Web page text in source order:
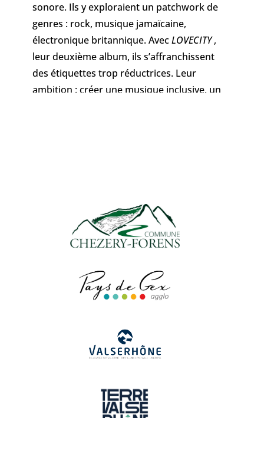
sonore. Ils y exploraient un patchwork de
genres : rock, musique jamaïcaine,
électronique britannique.AvecLOVECITY,
leur deuxième album, ils s’affranchissent
des étiquettes trop réductrices. Leur
ambition : créer une musique inclusive, un